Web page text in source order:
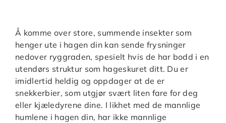
Å komme over store, summende insekter som
henger ute i hagen din kan sende frysninger
nedover ryggraden, spesielt hvis de har bodd i en
utendørs struktur som hageskuret ditt. Du er
imidlertid heldig og oppdager at de er
snekkerbier, som utgjør svært liten fare for deg
eller kjæledyrene dine. I likhet med de mannlige
humlene i hagen din, har ikke mannlige